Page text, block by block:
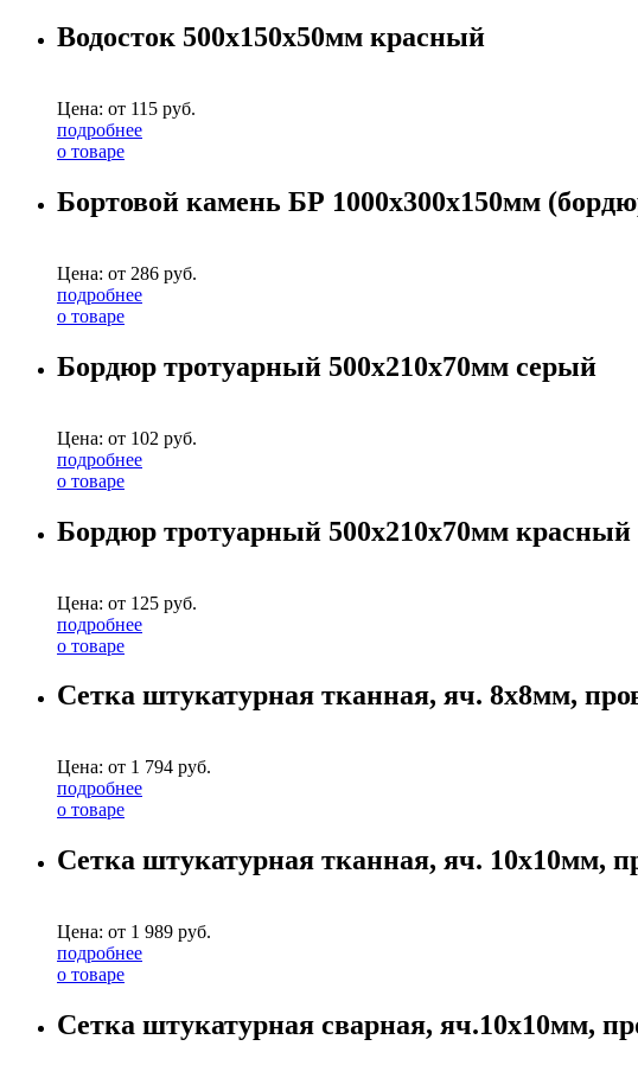
Водосток 500х150х50мм красный
Цена: от 115 руб.
подробнее
о товаре
Бортовой камень БР 1000х300х150мм
Цена: от 286 руб.
подробнее
о товаре
Бордюр тротуарный 500х210х70мм серый
Цена: от 102 руб.
подробнее
о товаре
Бордюр тротуарный 500х210х70мм красный
Цена: от 125 руб.
подробнее
о товаре
Сетка штукатурная тканная, яч. 8х8мм,
Цена: от 1 794 руб.
подробнее
о товаре
Сетка штукатурная тканная, яч. 10х10мм,
Цена: от 1 989 руб.
подробнее
о товаре
Сетка штукатурная сварная, яч.10х10мм,